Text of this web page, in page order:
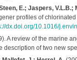
E.; Jaspers,
profiles of
dx.doi.org/10.1016/
A review of the marine
description of two new